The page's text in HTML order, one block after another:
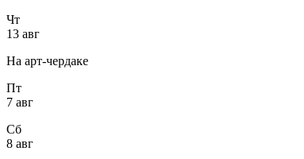
Чт
13 авг
На арт-чердаке
Пт
7 авг
Сб
8 авг